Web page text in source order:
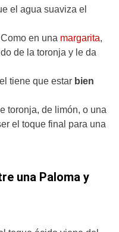
el agua suaviza el
Como en una margarita,
de la toronja y le da
tiene que estar bien
toronja, de limón, o una
el toque final para una
una Paloma y